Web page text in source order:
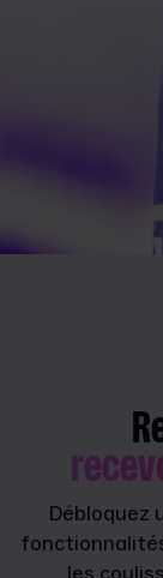
Débloquez